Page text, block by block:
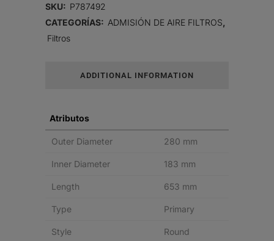
PRIMARIO
SKU: P787492
CATEGORÍAS: ADMISIÓN DE AIRE FILTROS
Filtros
ADDITIONAL INFORMATION
Atributos
Outer Diameter 280 mm
Inner Diameter 183 mm
Length 653 mm
Type Primary
Style Round